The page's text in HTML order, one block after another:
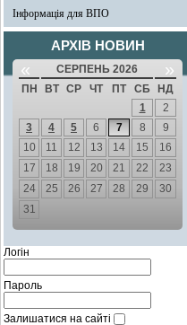
Інформація для ВПО
АРХІВ НОВИН
« СЕРПЕНЬ 2026 »
ПН ВТ СР ЧТ ПТ СБ
НД
1
2
3
4 5 6 7 8
9
10
11 12 13 14 15
16
17
18 19 20 21 22
23
24
25 26 27 28 29
30
31
Логін
Пароль
Залишатися на сайті